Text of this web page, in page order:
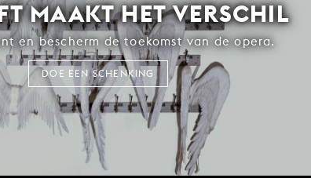
MAAKT HET VERSCHIL
en bescherm de toekomst van de opera.
DOE EEN SCHENKING